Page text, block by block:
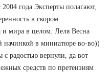
года Эксперты полагают,
в скором
и мира в целом. Леля Весна
начинкой в миниатюре во-во))
радостью вернули, да вот
средств по претензиям